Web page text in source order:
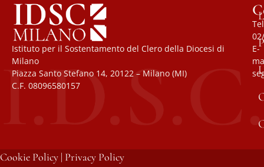
Istituto per il Sostentamento del Clero della Diocesi di
Milano
Piazza Santo Stefano 14, 20122 – Milano (MI)
C.F. 08096580157
E-
Cookie Policy | Privacy Policy